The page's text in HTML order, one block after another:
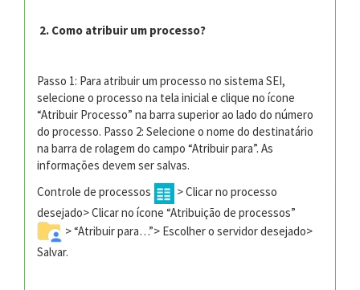
2. Como atribuir um processo?
Passo 1: Para atribuir um processo no sistema SEI,
selecione o processo na tela inicial e clique no ícone
“Atribuir Processo” na barra superior ao lado do número
do processo. Passo 2: Selecione o nome do destinatário
na barra de rolagem do campo “Atribuir para”. As
informações devem ser salvas.
Controle de processos
> Clicar no processo
desejado> Clicar no ícone “Atribuição de processos”
> “Atribuir para…”> Escolher o servidor desejado>
Salvar.